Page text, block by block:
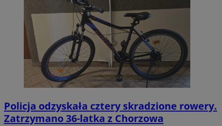
Policja odzyskała cztery skradzione rowery.
Zatrzymano 36-latka z Chorzowa